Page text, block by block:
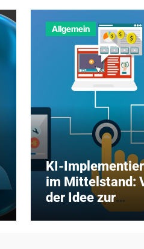
Allgemein
KI-
im Mittelstand:
der Idee zur
erfolgreichen